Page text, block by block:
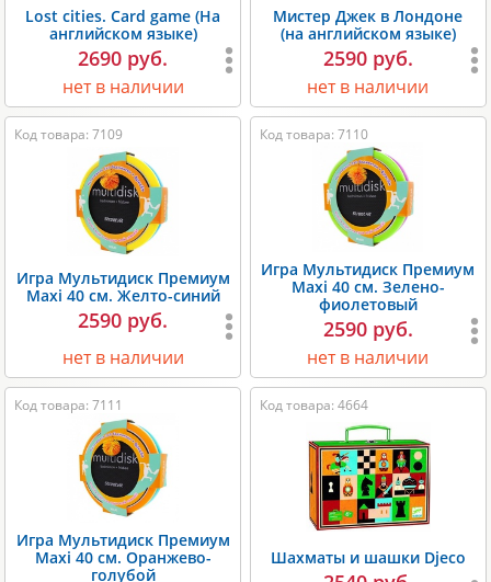
Lost cities. Card game (На
английском языке)
2690 руб.
нет в наличии
Мистер Джек в Лондоне
(на английском языке)
2590 руб.
нет в наличии
Код товара: 7109
Игра Мультидиск Премиум
Maxi 40 см. Желто-синий
2590 руб.
нет в наличии
Код товара: 7110
Игра Мультидиск Премиум
Maxi 40 см. Зелено-
фиолетовый
2590 руб.
нет в наличии
Код товара: 7111
Игра Мультидиск Премиум
Maxi 40 см. Оранжево-
голубой
Код товара: 4664
Шахматы и шашки Djeco